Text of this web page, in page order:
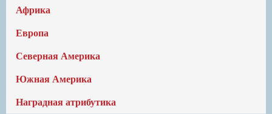
Африка
Европа
Северная Америка
Южная Америка
Наградная атрибутика